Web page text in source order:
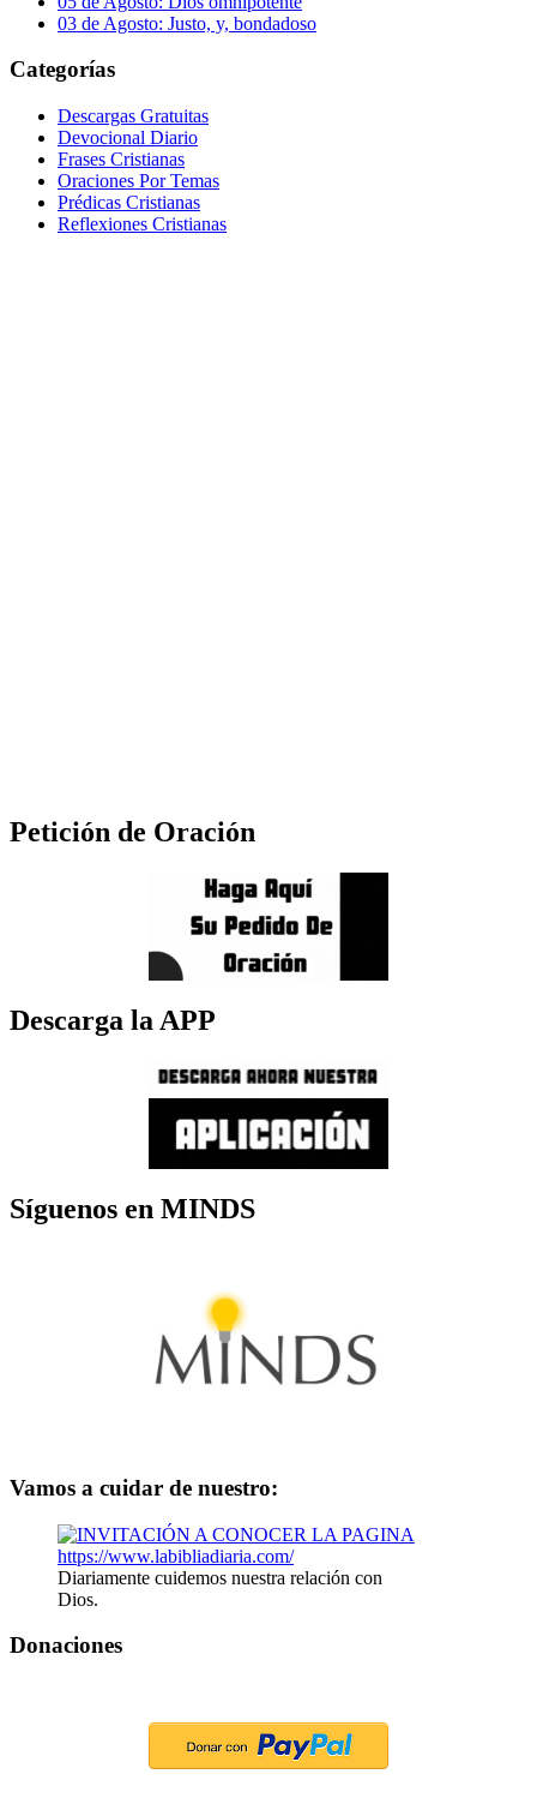
03 de Agosto: Justo, y, bondadoso
Categorías
Descargas Gratuitas
Devocional Diario
Frases Cristianas
Oraciones Por Temas
Prédicas Cristianas
Reflexiones Cristianas
Petición de Oración
Descarga la APP
Síguenos en MINDS
Vamos a cuidar de nuestro:
Diariamente cuidemos nuestra relación con
Dios.
Donaciones